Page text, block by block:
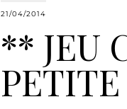
21/04/2014
** JEU